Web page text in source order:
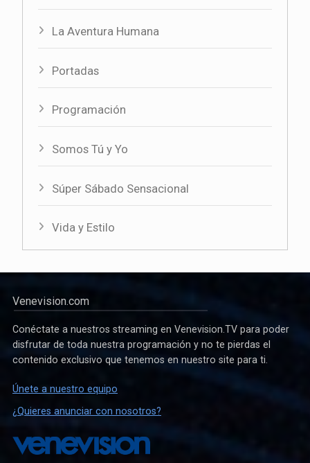
La Aventura Humana
Portadas
Programación
Somos Tú y Yo
Súper Sábado Sensacional
Vida y Estilo
Venevision.com
Conéctate a nuestros streaming en Venevision.TV para poder
disfrutar de toda nuestra programación y no te pierdas el
contenido exclusivo que tenemos en nuestro site para ti.
Únete a nuestro equipo
¿Quieres anunciar con nosotros?